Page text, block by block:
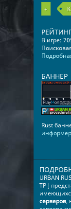
+
В игре:
БАННЕР
Rust
информер
URBAN
TP ]
серверов,